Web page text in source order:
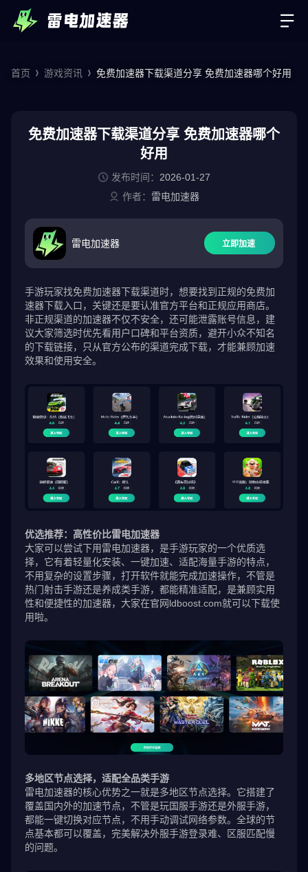
首页 游戏资讯 免费加速器下载渠道分享 免费加速器哪个好用
免费加速器下载渠道分享 免费加速器哪个
好用
发布时间： 2026-01-27
作者： 雷电加速器
雷电加速器 立即加速
手游玩家找免费加速器下载渠道时，想要找到正规的免费加
速器下载入口，关键还是要认准官方平台和正规应用商店。
非正规渠道的加速器不仅不安全，还可能泄露账号信息，建
议大家筛选时优先看用户口碑和平台资质，避开小众不知名
的下载链接，只从官方公布的渠道完成下载，才能兼顾加速
效果和使用安全。
优选推荐：高性价比雷电加速器
大家可以尝试下用雷电加速器，是手游玩家的一个优质选
择，它有着轻量化安装、一键加速、适配海量手游的特点，
不用复杂的设置步骤，打开软件就能完成加速操作，不管是
热门射击手游还是养成类手游，都能精准适配，是兼顾实用
性和便捷性的加速器，大家在官网ldboost.com就可以下载使
用啦。
多地区节点选择，适配全品类手游
雷电加速器的核心优势之一就是多地区节点选择。它搭建了
覆盖国内外的加速节点，不管是玩国服手游还是外服手游，
都能一键切换对应节点，不用手动调试网络参数。全球的节
点基本都可以覆盖，完美解决外服手游登录难、区服匹配慢
的问题。